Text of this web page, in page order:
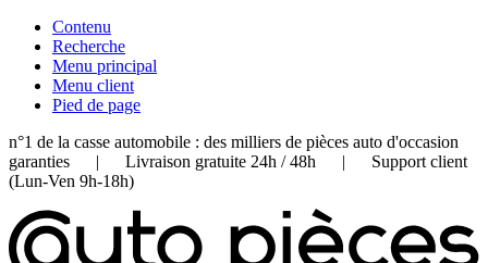
Contenu
Recherche
Menu principal
Menu client
Pied de page
n°1 de la casse automobile : des milliers de pièces auto d'occasion
garanties | Livraison gratuite 24h / 48h | Support client
(Lun-Ven 9h-18h)